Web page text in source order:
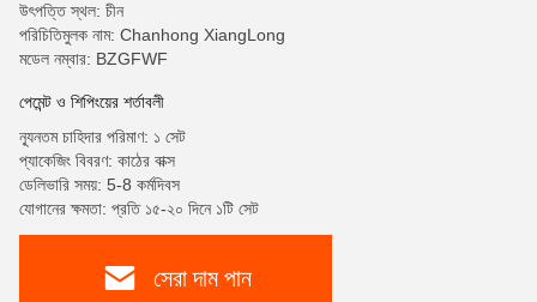
উৎপত্তি স্থল: চীন
পরিচিতিমুলক নাম: Chanhong XiangLong
মডেল নম্বার: BZGFWF
পেমেন্ট ও শিপিংয়ের শর্তাবলী
ন্যূনতম চাহিদার পরিমাণ: ১ সেট
প্যাকেজিং বিবরণ: কাঠের বাক্স
ডেলিভারি সময়: 5-8 কর্মদিবস
যোগানের ক্ষমতা: প্রতি ১৫-২০ দিনে ১টি সেট
সেরা দাম পান